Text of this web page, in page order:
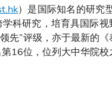
）是国际知名的研究
科研究，培育具国际
先”评级，亦于最新的
16位，位列大中华院校